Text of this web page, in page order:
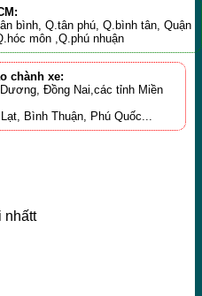
bình, Q.tân phú, Q.bình tân, Quận
môn ,Q.phú nhuận
chành xe:
Đồng Nai,các tỉnh Miền
Bình Thuận, Phú Quốc...
nhấtt